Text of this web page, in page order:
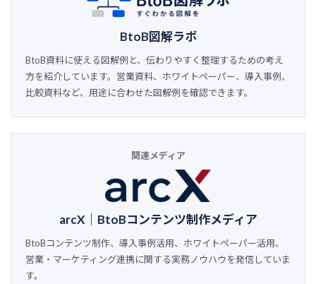
BtoB図解ラボ
BtoB資料に使える図解例と、伝わりやすく整理するための考え
方を紹介しています。営業資料、ホワイトペーパー、導入事例、
比較資料など、用途に合わせた図解例を確認できます。
関連メディア
arcX｜BtoBコンテンツ制作メディア
BtoBコンテンツ制作、導入事例活用、ホワイトペーパー活用、
営業・マーケティング連携に関する実務ノウハウを発信していま
す。